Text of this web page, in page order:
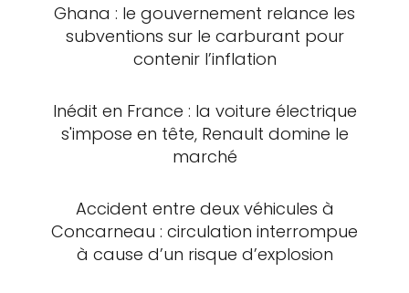
Ghana : le gouvernement relance les
subventions sur le carburant pour
contenir l’inflation
Inédit en France : la voiture électrique
s'impose en tête, Renault domine le
marché
Accident entre deux véhicules à
Concarneau : circulation interrompue
à cause d’un risque d’explosion